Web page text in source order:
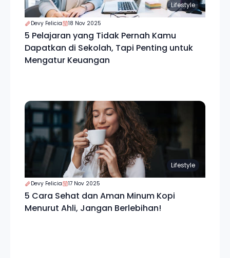
Lifestyle
Devy Felicia 18 Nov 2025
5 Pelajaran yang Tidak Pernah Kamu
Dapatkan di Sekolah, Tapi Penting untuk
Mengatur Keuangan
Lifestyle
Devy Felicia 17 Nov 2025
5 Cara Sehat dan Aman Minum Kopi
Menurut Ahli, Jangan Berlebihan!